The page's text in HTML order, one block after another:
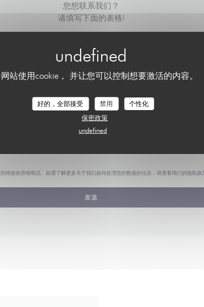
站使用cookie， 并让您可以控制想要激活的内容。
好的，全部接受 禁用
个性化
保密政策
undefined
您想联系我们？
请填写下面的表格!
绝接收营销电话。如需了解更多关于我们如何处理您的数据的信息，请查看我们的隐私政